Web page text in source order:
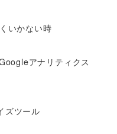
いかない時
アナリティクス
ズツール